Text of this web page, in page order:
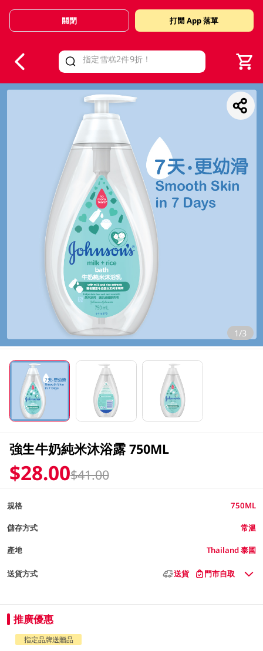
Valid Until 30 June 2026
關閉 打開 App 落單
1/3
強生牛奶純米沐浴露 750ML
$28.00$41.00
規格 750ML
儲存方式 常溫
產地 Thailand 泰國
送貨方式 送貨 門市自取
推廣優惠
指定品牌送贈品